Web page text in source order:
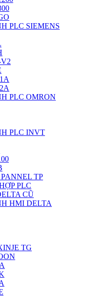
PLC SIEMENS
PLC OMRON
PLC INVT
TP
PLC
CŨ
HMI DELTA
TG